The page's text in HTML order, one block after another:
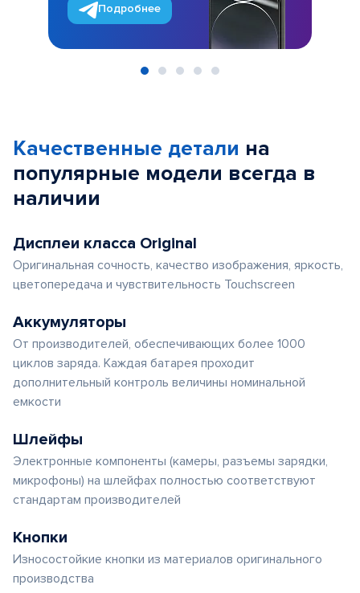
Подробнее
Качественные детали на
популярные модели всегда в
наличии
Дисплеи класса Original
Оригинальная сочность, качество изображения, яркость,
цветопередача и чувствительность Touchscreen
Аккумуляторы
От производителей, обеспечивающих более 1000
циклов заряда. Каждая батарея проходит
дополнительный контроль величины номинальной
емкости
Шлейфы
Электронные компоненты (камеры, разъемы зарядки,
микрофоны) на шлейфах полностью соответствуют
стандартам производителей
Кнопки
Износостойкие кнопки из материалов оригинального
производства